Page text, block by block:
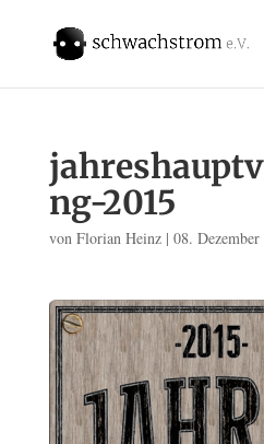
ng-2015
von Florian Heinz| 08. Dezember